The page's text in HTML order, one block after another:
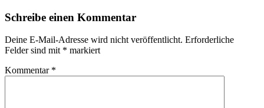
Schreibe einen Kommentar
Deine E-Mail-Adresse wird nicht veröffentlicht. Erforderliche
Felder sind mit * markiert
Kommentar *